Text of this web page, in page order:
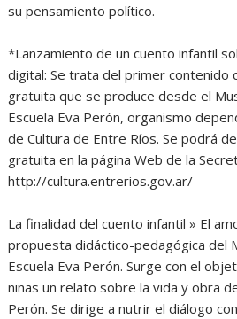
su pensamiento político.
*Lanzamiento de un cuento infantil
digital: Se trata del primer contenido
gratuita que se produce desde el
Escuela Eva Perón, organismo
de Cultura de Entre Ríos. Se podrá
gratuita en la página Web de la
http://cultura.entrerios.gov.ar/
La finalidad del cuento infantil » El
propuesta didáctico-pedagógica del
Escuela Eva Perón. Surge con el
niñas un relato sobre la vida y obra
Perón. Se dirige a nutrir el diálogo